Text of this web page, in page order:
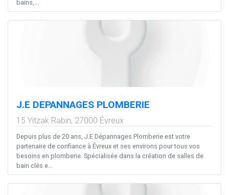
bains,...
J.E DEPANNAGES PLOMBERIE
15 Yitzak Rabin, 27000 Évreux
Depuis plus de 20 ans, J.E Dépannages Plomberie est votre
partenaire de confiance à Évreux et ses environs pour tous vos
besoins en plomberie. Spécialisée dans la création de salles de
bain clés e...